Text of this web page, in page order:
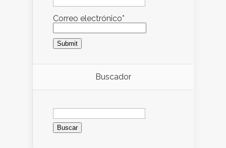
Correo electrónico*
Buscador
Buscar: